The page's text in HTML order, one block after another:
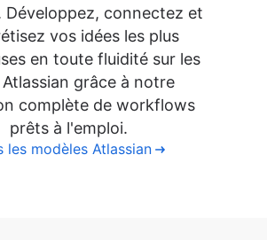
Développez, connectez et
vos idées les plus
en toute fluidité sur les
grâce à notre
complète de workflows
prêts à l'emploi.
les modèles Atlassian